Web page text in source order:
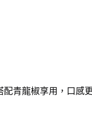
青龍椒享用，口感